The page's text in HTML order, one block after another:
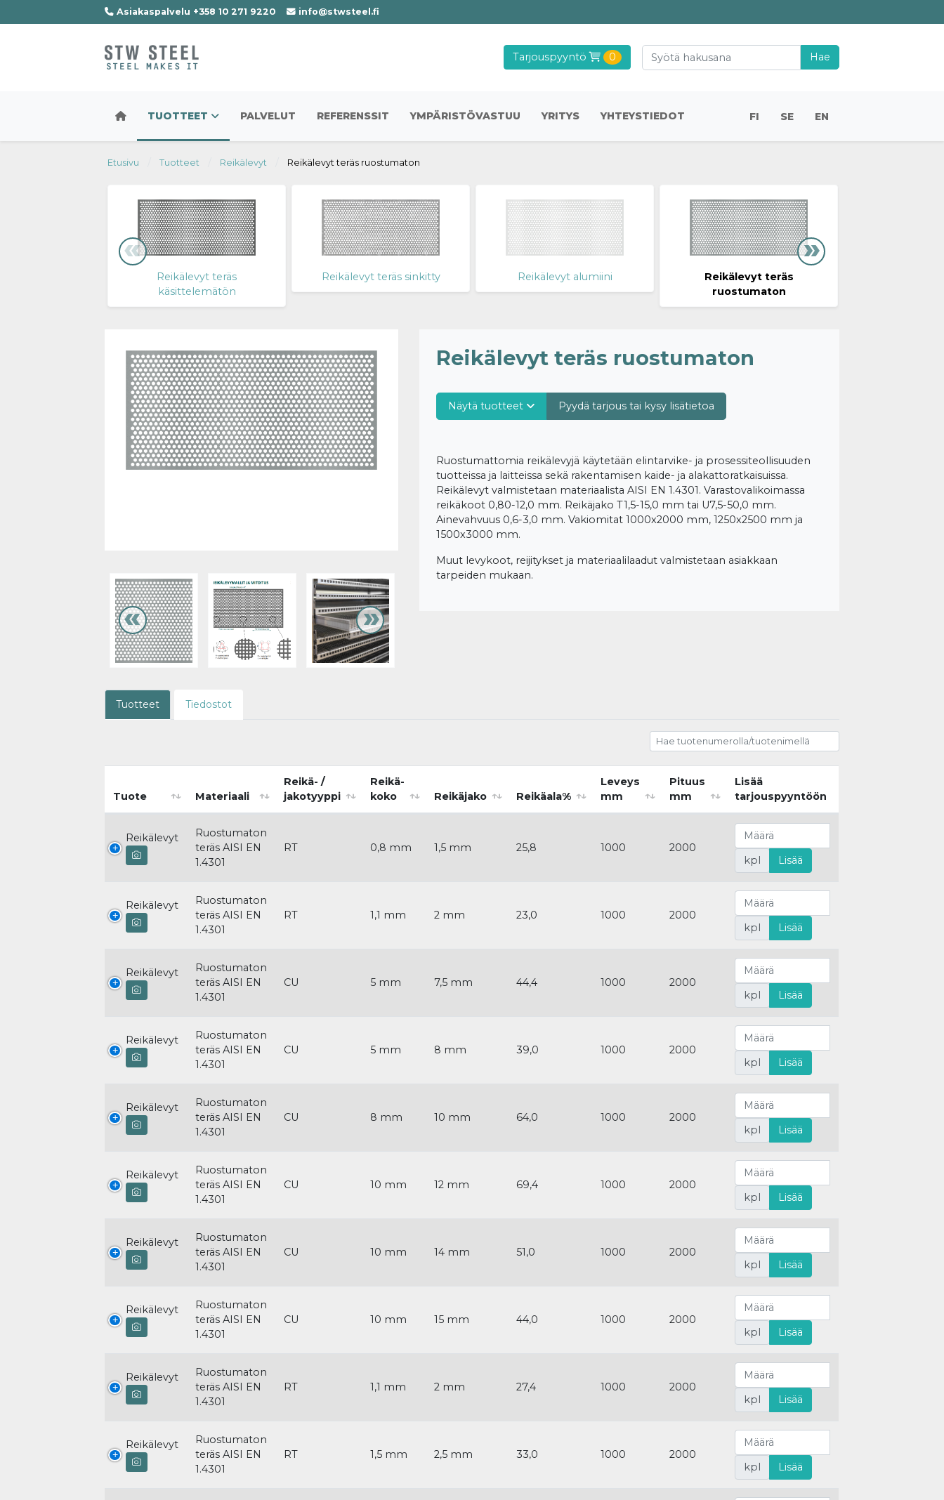
Asiakaspalvelu +358 10 271 9220 info@stwsteel.fi
Tarjouspyyntö 0 Hae
TUOTTEET PALVELUT REFERENSSIT YMPÄRISTÖVASTUU YRITYS YHTEYSTIEDOT FI SE EN
Etusivu Tuotteet Reikälevyt Reikälevyt teräs ruostumaton
Reikälevyt teräs
käsittelemätön
Reikälevyt teräs sinkitty Reikälevyt alumiini
Reikälevyt teräs
ruostumaton
Reikälevyt teräs ruostumaton
Näytä tuotteet Pyydä tarjous tai kysy lisätietoa
Ruostumattomia reikälevyjä käytetään elintarvike- ja prosessiteollisuuden
tuotteissa ja laitteissa sekä rakentamisen kaide- ja alakattoratkaisuissa.
Reikälevyt valmistetaan materiaalista AISI EN 1.4301. Varastovalikoimassa
reikäkoot 0,80-12,0 mm. Reikäjako T1,5-15,0 mm tai U7,5-50,0 mm.
Ainevahvuus 0,6-3,0 mm. Vakiomitat 1000x2000 mm, 1250x2500 mm ja
1500x3000 mm.
Muut levykoot, reijitykset ja materiaalilaadut valmistetaan asiakkaan
tarpeiden mukaan.
Tuotteet Tiedostot
Tuote Materiaali
Reikä- /
jakotyyppi
Reikä-
koko
Reikäjako Reikäala%
Leveys
mm
Pituus
mm
Lisää
tarjouspyyntöön
Reikälevyt
Ruostumaton
teräs AISI EN
1.4301
RT 0,8 mm 1,5 mm 25,8 1000
2000
kpl
Lisää
Reikälevyt
Ruostumaton
teräs AISI EN
1.4301
RT 1,1 mm 2 mm 23,0 1000
2000
kpl
Lisää
Reikälevyt
Ruostumaton
teräs AISI EN
1.4301
CU 5 mm 7,5 mm 44,4 1000
2000
kpl
Lisää
Reikälevyt
Ruostumaton
teräs AISI EN
1.4301
CU 5 mm 8 mm 39,0 1000
2000
kpl
Lisää
Reikälevyt
Ruostumaton
teräs AISI EN
1.4301
CU 8 mm 10 mm 64,0 1000
2000
kpl
Lisää
Reikälevyt
Ruostumaton
teräs AISI EN
1.4301
CU 10 mm 12 mm 69,4 1000
2000
kpl
Lisää
Reikälevyt
Ruostumaton
teräs AISI EN
1.4301
CU 10 mm 14 mm 51,0 1000
2000
kpl
Lisää
Reikälevyt
Ruostumaton
teräs AISI EN
1.4301
CU 10 mm 15 mm 44,0 1000
2000
kpl
Lisää
Reikälevyt
Ruostumaton
teräs AISI EN
1.4301
RT 1,1 mm 2 mm 27,4 1000
2000
kpl
Lisää
Reikälevyt
Ruostumaton
teräs AISI EN
1.4301
RT 1,5 mm 2,5 mm 33,0 1000
2000
kpl
Lisää